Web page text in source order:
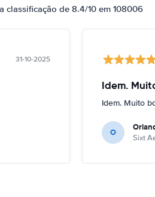
classificação de 8.4/10 em 108006
31-10-2025
Idem.
Idem. Muito
O Sixt